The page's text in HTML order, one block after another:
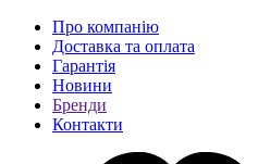
Про компанію
Доставка та оплата
Гарантія
Новини
Бренди
Контакти